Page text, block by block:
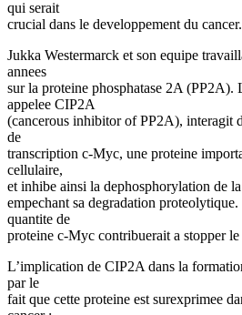
qui serait
crucial dans le developpement du cancer.
Jukka Westermarck et son equipe
annees
sur la proteine phosphatase 2A (PP2A).
appelee CIP2A
(cancerous inhibitor of PP2A), interagit
de
transcription c-Myc, une proteine
cellulaire,
et inhibe ainsi la dephosphorylation de
empechant sa degradation
quantite de
proteine c-Myc contribuerait a stopper
L’implication de CIP2A dans la
par le
fait que cette proteine est surexprimee